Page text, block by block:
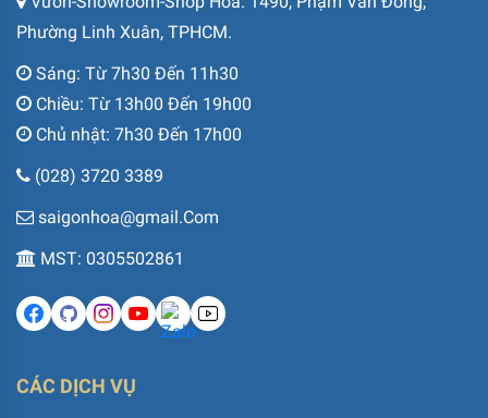
Phường Linh Xuân, TPHCM.
Sáng: Từ 7h30 Đến 11h30
Chiều: Từ 13h00 Đến 19h00
Chủ nhật: 7h30 Đến 17h00
(028) 3720 3389
saigonhoa@gmail.Com
MST: 0305502861
CÁC DỊCH VỤ